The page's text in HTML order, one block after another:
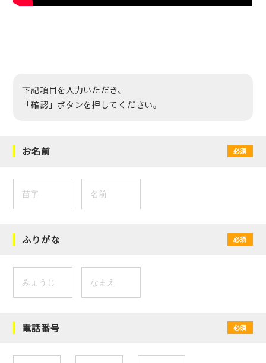
下記項目を入力いただき、
「確認」ボタンを押してください。
お名前 必須
ふりがな 必須
電話番号 必須